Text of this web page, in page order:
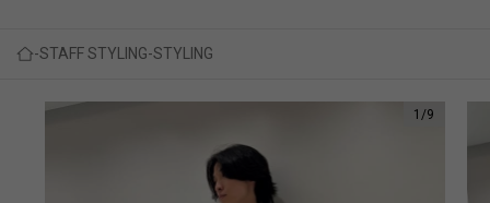
STAFF STYLING STYLING
1 /9